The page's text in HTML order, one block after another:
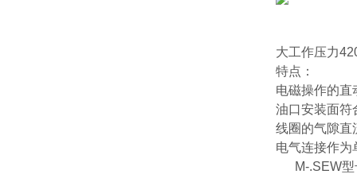
大工作压力
特点：
电磁操作的直
油口安装面符
线圈的气隙直
电气连接作为
M-.SEW型